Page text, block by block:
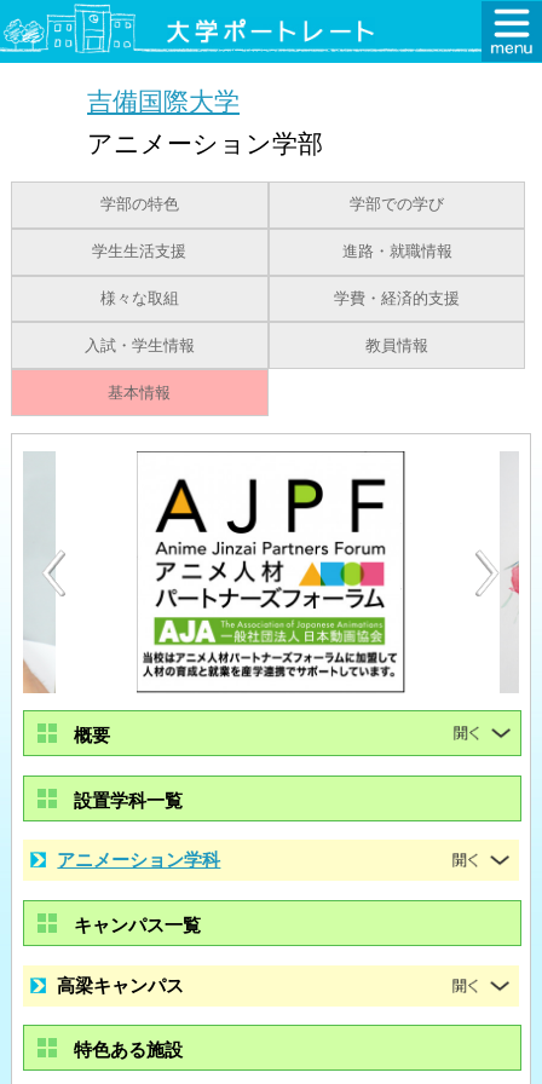
吉備国際大学
アニメーション学部
学部の特色 学部での学び
学生生活支援 進路・就職情報
様々な取組 学費・経済的支援
入試・学生情報 教員情報
基本情報
概要
設置学科一覧
アニメーション学科
キャンパス一覧
高梁キャンパス
特色ある施設